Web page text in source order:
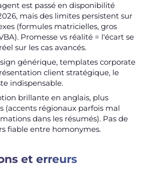
est passé en disponibilité
mais des limites persistent sur
(formules matricielles, gros
Promesse vs réalité = l'écart se
sur les cas avancés.
générique, templates corporate
client stratégique, le
indispensable.
brillante en anglais, plus
(accents régionaux parfois mal
dans les résumés). Pas de
fiable entre homonymes.
et erreurs